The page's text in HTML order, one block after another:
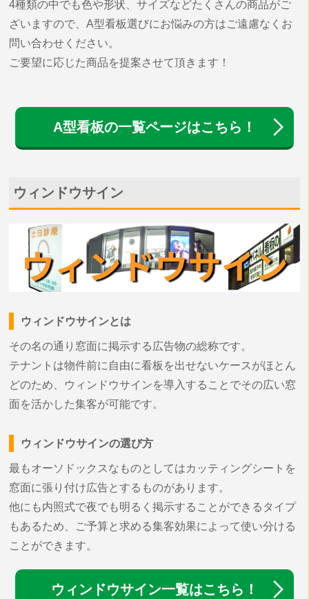
4種類の中でも色や形状、サイズなどたくさんの商品がご
ざいますので、A型看板選びにお悩みの方はご遠慮なくお
問い合わせください。
ご要望に応じた商品を提案させて頂きます！
A型看板の一覧ページはこちら！
ウィンドウサイン
ウィンドウサインとは
その名の通り窓面に掲示する広告物の総称です。
テナントは物件前に自由に看板を出せないケースがほとん
どのため、ウィンドウサインを導入することでその広い窓
面を活かした集客が可能です。
ウィンドウサインの選び方
最もオーソドックスなものとしてはカッティングシートを
窓面に張り付け広告とするものがあります。
他にも内照式で夜でも明るく掲示することができるタイプ
もあるため、ご予算と求める集客効果によって使い分ける
ことができます。
ウィンドウサイン一覧はこちら！